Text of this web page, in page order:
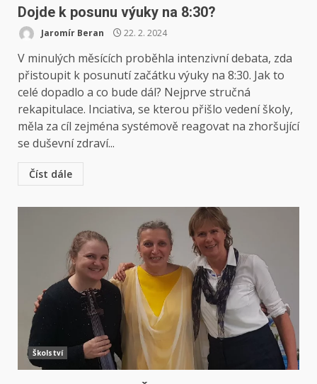
Dojde k posunu výuky na 8:30?
Jaromír Beran 22. 2. 2024
V minulých měsících proběhla intenzivní debata, zda
přistoupit k posunutí začátku výuky na 8:30. Jak to
celé dopadlo a co bude dál? Nejprve stručná
rekapitulace. Inciativa, se kterou přišlo vedení školy,
měla za cíl zejména systémově reagovat na zhoršující
se duševní zdraví...
Číst dále
Školství